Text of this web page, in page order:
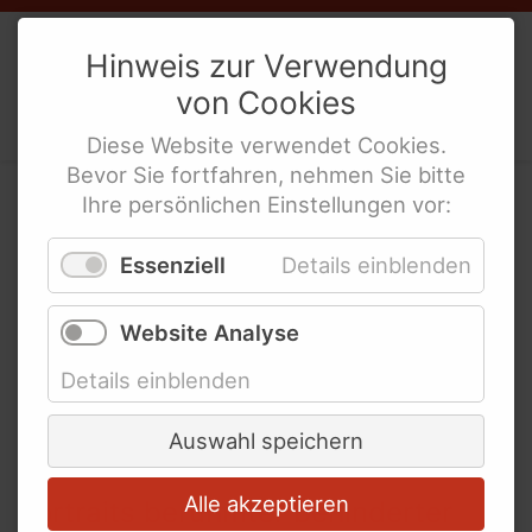
Weibernetze.V.
Politische Interes­sen­ver­tre­tung
behinderte Frauen
Berühmte behinderte
Frauen
Portraits berühmter behinderter
Hinweis zur Verwendung
von Cookies
Diese Website verwendet Cookies.
Bevor Sie fortfahren, nehmen Sie bitte
Ihre persönlichen Einstellungen vor:
Essenziell Details einblenden
Website Analyse
Details einblenden
Auswahl speichern
Alle akzeptieren